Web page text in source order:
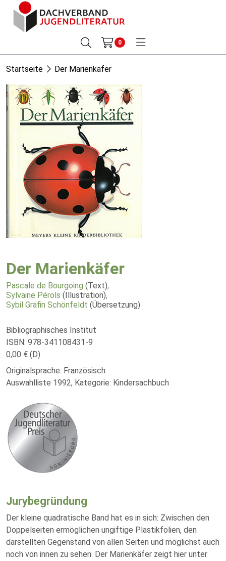
0
Startseite Der Marienkäfer
Der Marienkäfer
Pascale de Bourgoing (Text),
Sylvaine Pérols (Illustration),
Sybil Gräfin Schönfeldt (Übersetzung)
Bibliographisches Institut
ISBN: 978-341108431-9
0,00 € (D)
Originalsprache: Französisch
Auswahlliste 1992, Kategorie: Kindersachbuch
Jurybegründung
Der kleine quadratische Band hat es in sich: Zwischen den
Doppelseiten ermöglichen ungiftige Plastikfolien, den
darstellten Gegenstand von allen Seiten und möglichst auch
noch von innen zu sehen. Der Marienkäfer zeigt hier unter